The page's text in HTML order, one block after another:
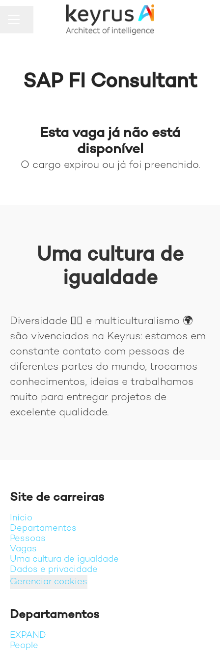
MENU DE CARREIRAS
Compartilhar a página
SAP FI Consultant
Esta vaga já não está
disponível
O cargo expirou ou já foi preenchido.
Uma cultura de
igualdade
Diversidade 🏳‍🌈 e multiculturalismo 🌍
são vivenciados na Keyrus: estamos em
constante contato com pessoas de
diferentes partes do mundo, trocamos
conhecimentos, ideias e trabalhamos
muito para entregar projetos de
excelente qualidade.
Site de carreiras
Início
Departamentos
Pessoas
Vagas
Uma cultura de igualdade
Dados e privacidade
Gerenciar cookies
Departamentos
EXPAND
People